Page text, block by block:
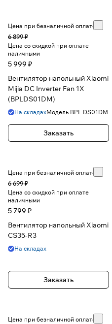
Цена при безналичной оплате
6 899 ₽
Цена со скидкой при оплате
наличными
5 999 ₽
Вентилятор напольный Xiaomi
Mijia DC Inverter Fan 1X
(BPLDS01DM)
На складахМодель BPL DS01DM
Заказать
Цена при безналичной оплате
6 699 ₽
Цена со скидкой при оплате
наличными
5 799 ₽
Вентилятор напольный Xiaomi
CS35-R3
На складах
Заказать
Цена при безналичной оплате